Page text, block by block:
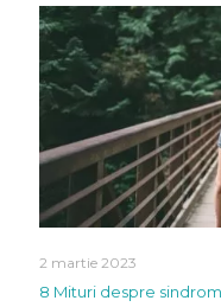
2 martie 2023
8 Mituri despre